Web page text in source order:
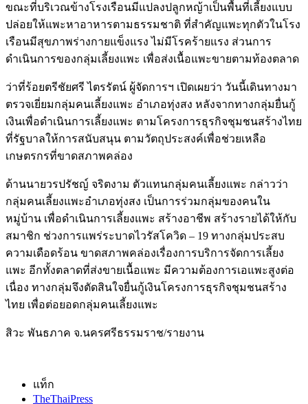
ขณะที่บริเวณข้างโรงเรือนมีแปลงปลูกหญ้าเป็นพื้นที่เลี้ยงแบบ
ปล่อยให้แพะหาอาหารตามธรรมชาติ ที่สำคัญแพะทุกตัวในโรง
เรือนมีสุขภาพร่างกายแข็งแรง ไม่มีโรคร้ายแรง ส่วนการ
ดำเนินการของกลุ่มเลี้ยงแพะ เพื่อส่งเนื้อแพะขายตามท้องตลาด
ว่าที่ร้อยตรีชัยศรี ไตรรัตน์ ผู้จัดการฯ เปิดเผยว่า วันนี้เดินทางมา
ตรวจเยี่ยมกลุ่มคนเลี้ยงแพะ อำเภอทุ่งสง หลังจากทางกลุ่มยื่นกู้
เงินเพื่อดำเนินการเลี้ยงแพะ ตามโครงการธุรกิจชุมชนสร้างไทย
ที่รัฐบาลให้การสนับสนุน ตามวัตถุประสงค์เพื่อช่วยเหลือ
เกษตรกรที่ขาดสภาพคล่อง
ด้านนายวรปรัชญ์ จริตงาม ตัวแทนกลุ่มคนเลี้ยงแพะ กล่าวว่า
กลุ่มคนเลี้ยงแพะอำเภอทุ่งสง เป็นการร่วมกลุ่มของคนใน
หมู่บ้าน เพื่อดำเนินการเลี้ยงแพะ สร้างอาชีพ สร้างรายได้ให้กับ
สมาชิก ช่วงการแพร่ระบาดไวรัสโควิด – 19 ทางกลุ่มประสบ
ความเดือดร้อน ขาดสภาพคล่องเรื่องการบริการจัดการเลี้ยง
แพะ อีกทั้งตลาดที่ส่งขายเนื้อแพะ มีความต้องการเอแพะสูงต่อ
เนื่อง ทางกลุ่มจึงตัดสินใจยื่นกู้เงินโครงการธุรกิจชุมชนสร้าง
ไทย เพื่อต่อยอดกลุ่มคนเลี้ยงแพะ
สิวะ พันธภาค จ.นครศรีธรรมราช/รายงาน
แท็ก
TheThaiPress